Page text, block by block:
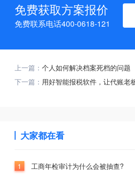
免费获取方案报价
免费联系电话400-0618-121
上一篇： 个人如何解决档案死档的问题
下一篇： 用好智能报税软件，让代账老
大家都在看
1 工商年检审计为什么会被抽查?